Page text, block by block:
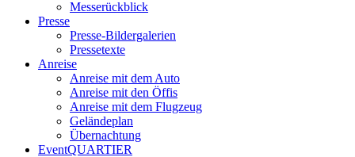
Messerückblick
Presse
Presse-Bildergalerien
Pressetexte
Anreise
Anreise mit dem Auto
Anreise mit den Öffis
Anreise mit dem Flugzeug
Geländeplan
Übernachtung
EventQUARTIER